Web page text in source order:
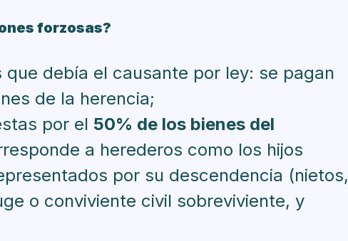
forzosas?
debía el causante por ley: se pagan
de la herencia;
por el 50% de los bienes del
a herederos como los hijos
por su descendencia (nietos,
o conviviente civil sobreviviente, y